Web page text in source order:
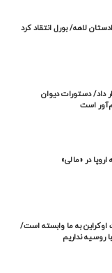
لاهه/ بورل انتقاد کرد
داد/ دستورات دیوان
است
در «مالی»
به ما وابسته است/
روسیه نداریم